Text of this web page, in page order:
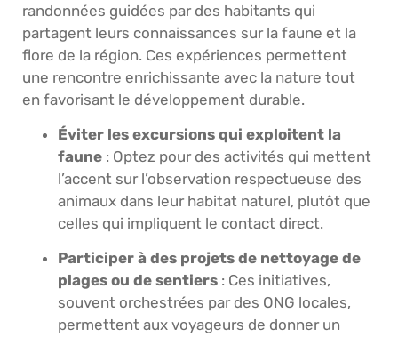
randonnées guidées par des habitants qui
partagent leurs connaissances sur la faune et la
flore de la région. Ces expériences permettent
une rencontre enrichissante avec la nature tout
en favorisant le développement durable.
Éviter les excursions qui exploitent la
faune : Optez pour des activités qui mettent
l’accent sur l’observation respectueuse des
animaux dans leur habitat naturel, plutôt que
celles qui impliquent le contact direct.
Participer à des projets de nettoyage de
plages ou de sentiers : Ces initiatives,
souvent orchestrées par des ONG locales,
permettent aux voyageurs de donner un